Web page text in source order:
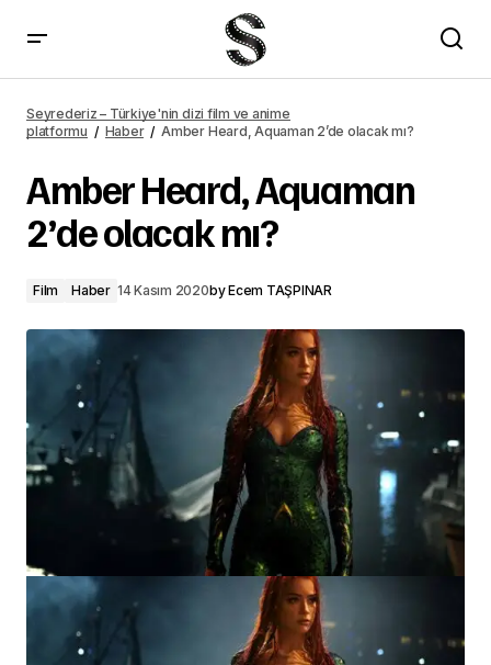
Seyrederiz – Türkiye'nin dizi film ve anime
platformu
Haber Amber Heard, Aquaman 2’de olacak mı?
Amber Heard, Aquaman
2’de olacak mı?
Film Haber 14 Kasım 2020byEcem TAŞPINAR